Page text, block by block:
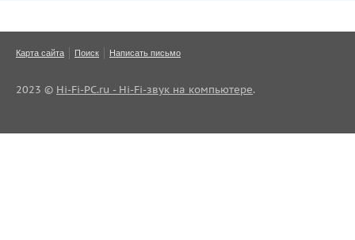
Карта сайта Поиск Написать письмо
2023 © Hi-Fi-PC.ru - Hi-Fi-звук на компьютере.